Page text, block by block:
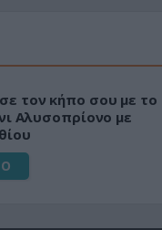
τον κήπο σου με το
Αλυσοπρίονο με